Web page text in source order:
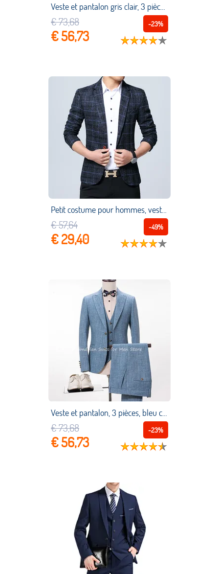
Veste et pantalon gris clair, 3 pièces, gilet, Blazer à revers, pantalon de marié, meilleur costume pour mariage + pantalon + cravate + gilet
-23%
€ 73,68
€ 56,73
Petit costume pour hommes, veste Slim version coréenne, petit costume décontracté pour étudiant, simple, tendance pour jeunes, vêtements d'extérieur pour hommes
-49%
€ 57,64
€ 29,40
Veste et pantalon, 3 pièces, bleu clair, gilet, Blazer à revers, pantalon de smoking, meilleur costume pour homme marié, manteau de mariage + pantalon + cravate + gilet
-23%
€ 73,68
€ 56,73